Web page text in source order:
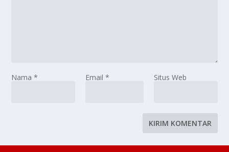
Nama* Email * Situs Web